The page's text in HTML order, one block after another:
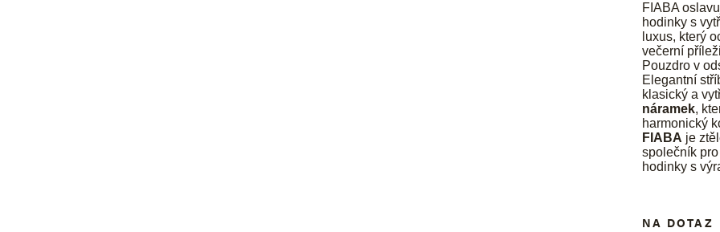
FIABA
hodinky s
luxus, který
večerní
Pouzdro v
Elegantní
klasický a
náramek,
harmonický
FIABA je
společník
hodinky s
NA DOTAZ